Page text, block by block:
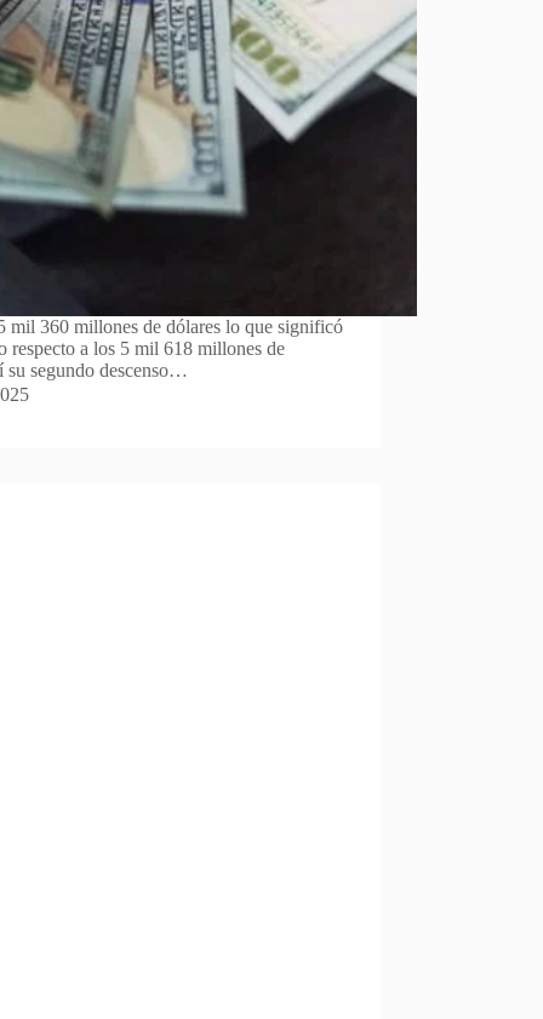
mil 360 millones de dólares lo que significó
respecto a los 5 mil 618 millones de
su segundo descenso…